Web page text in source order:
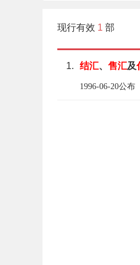
现行有效 1 部
1. 结汇、 售汇及
1996-06-20公布